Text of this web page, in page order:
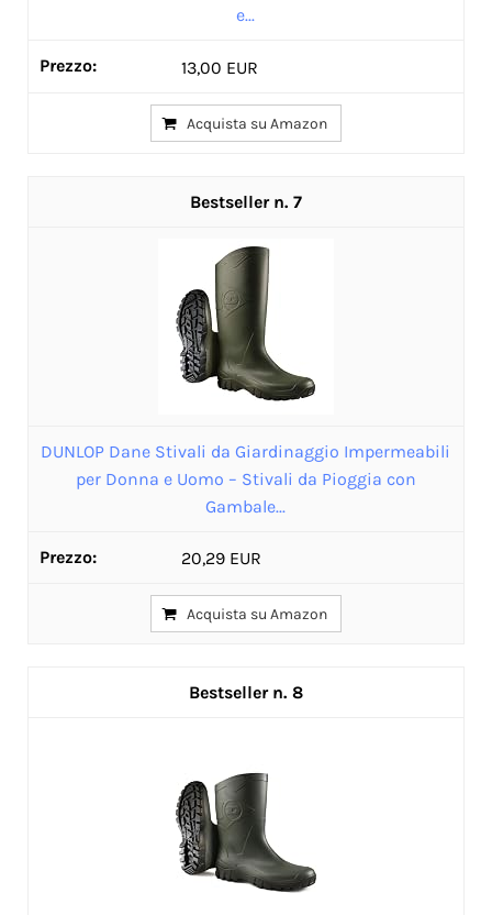
e...
13,00 EUR
Acquista su Amazon
7
DUNLOP Dane Stivali da Giardinaggio Impermeabili
per Donna e Uomo – Stivali da Pioggia con
Gambale...
20,29 EUR
Acquista su Amazon
8